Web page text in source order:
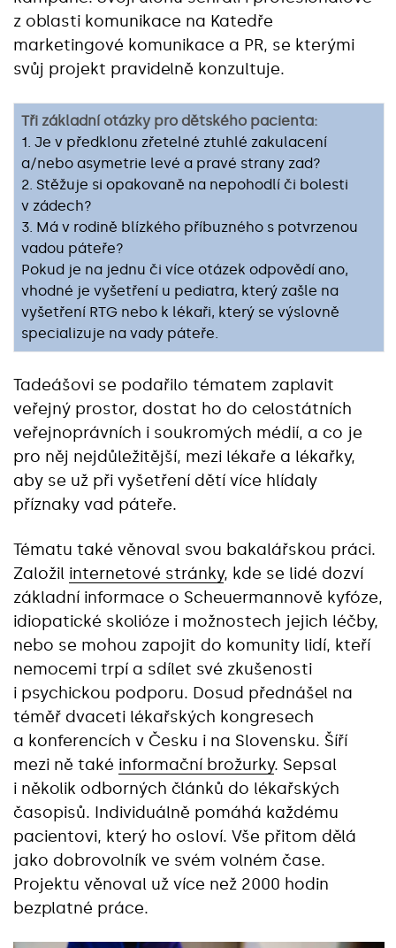
z oblasti komunikace na Katedře
marketingové komunikace a PR, se kterými
svůj projekt pravidelně konzultuje.
Tři základní otázky pro dětského pacienta:
1. Je v předklonu zřetelné ztuhlé zakulacení
a/nebo asymetrie levé a pravé strany zad?
2. Stěžuje si opakovaně na nepohodlí či bolesti
v zádech?
3. Má v rodině blízkého příbuzného s potvrzenou
vadou páteře?
Pokud je na jednu či více otázek odpovědí ano,
vhodné je vyšetření u pediatra, který zašle na
vyšetření RTG nebo k lékaři, který se výslovně
specializuje na vady páteře.
Tadeášovi se podařilo tématem zaplavit
veřejný prostor, dostat ho do celostátních
veřejnoprávních i soukromých médií, a co je
pro něj nejdůležitější, mezi lékaře a lékařky,
aby se už při vyšetření dětí více hlídaly
příznaky vad páteře.
Tématu také věnoval svou bakalářskou práci.
Založil internetové stránky, kde se lidé dozví
základní informace o Scheuermannově kyfóze,
idiopatické skolióze i možnostech jejich léčby,
nebo se mohou zapojit do komunity lidí, kteří
nemocemi trpí a sdílet své zkušenosti
i psychickou podporu. Dosud přednášel na
téměř dvaceti lékařských kongresech
a konferencích v Česku i na Slovensku. Šíří
mezi ně také informační brožurky. Sepsal
i několik odborných článků do lékařských
časopisů. Individuálně pomáhá každému
pacientovi, který ho osloví. Vše přitom dělá
jako dobrovolník ve svém volném čase.
Projektu věnoval už více než 2000 hodin
bezplatné práce.